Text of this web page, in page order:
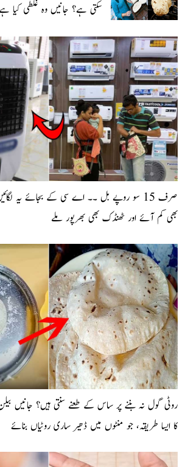
سکتی ہے؟ جانیں وہ غلطی کیا
صرف 15 سو روپے بل ۔۔ اے سی کے بجائے یہ
بھی کم آئے اور ٹھنڈک بھی بھرپور ملے
روٹی گول نہ بننے پر ساس کے طعنے سنتی ہیں؟ جانیں
کا ایسا طریقہ، جو منٹوں میں ڈھیر ساری روٹیاں بنائے